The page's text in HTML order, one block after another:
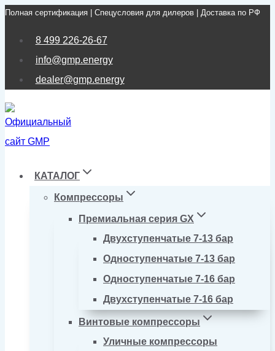
Перейти
Полная сертификация | Спецусловия для дилеров | Доставка по РФ
8 499 226-26-67
info@gmp.energy
dealer@gmp.energy
КАТАЛОГ
Компрессоры
Премиальная серия GX
Двухступенчатые 7-13 бар
Одноступенчатые 7-13 бар
Одноступенчатые 7-16 бар
Двухступенчатые 7-16 бар
Винтовые компрессоры
Уличные компрессоры